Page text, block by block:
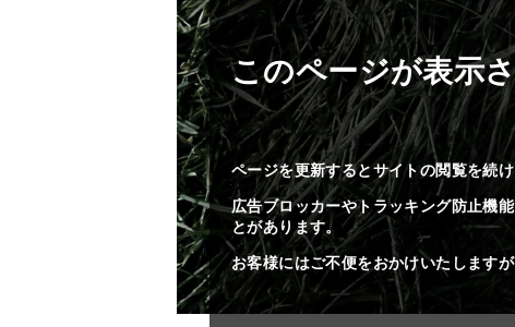
このページが表示
ページを更新するとサイトの閲覧を続け
広告ブロッカーやトラッキング防止機
とがあります。
お客様にはご不便をおかけいたします